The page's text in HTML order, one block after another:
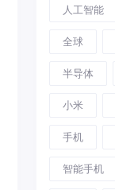
人工智能
全球
半导体
小米
手机
智能手机